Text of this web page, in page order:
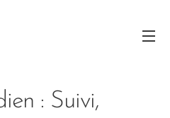
: Suivi,